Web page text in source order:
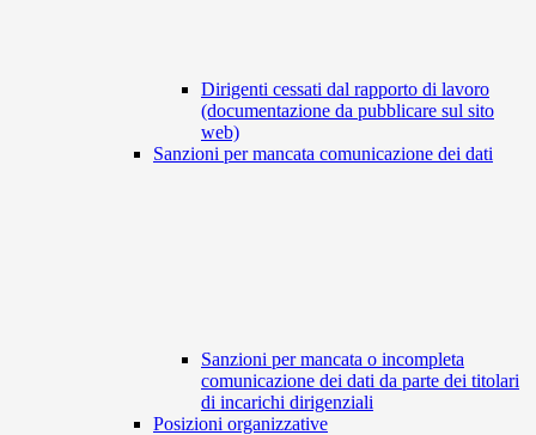
Dirigenti cessati dal rapporto di lavoro
(documentazione da pubblicare sul sito
web)
Sanzioni per mancata comunicazione dei dati
Sanzioni per mancata o incompleta
comunicazione dei dati da parte dei titolari
di incarichi dirigenziali
Posizioni organizzative